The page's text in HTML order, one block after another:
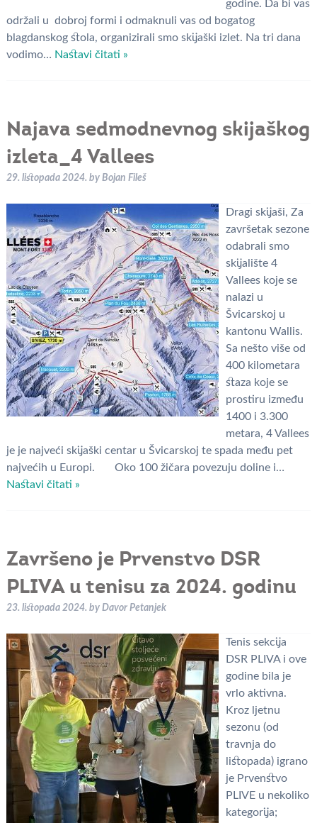
godine. Da bi vas
održali u dobroj formi i odmaknuli vas od bogatog
blagdanskog stola, organizirali smo skijaški izlet. Na tri dana
vodimo… Nastavi čitati »
Najava sedmodnevnog skijaškog
izleta_4 Vallees
29. listopada 2024. by Bojan Fileš
Dragi skijaši, Za
završetak sezone
odabrali smo
skijalište 4
Vallees koje se
nalazi u
Švicarskoj u
kantonu Wallis.
Sa nešto više od
400 kilometara
staza koje se
prostiru između
1400 i 3.300
metara, 4 Vallees
je je najveći skijaški centar u Švicarskoj te spada među pet
najvećih u Europi. Oko 100 žičara povezuju doline i…
Nastavi čitati »
Završeno je Prvenstvo DSR
PLIVA u tenisu za 2024. godinu
23. listopada 2024. by Davor Petanjek
Tenis sekcija
DSR PLIVA i ove
godine bila je
vrlo aktivna.
Kroz ljetnu
sezonu (od
travnja do
listopada) igrano
je Prvenstvo
PLIVE u nekoliko
kategorija;